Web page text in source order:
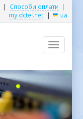
| Способи оплати
|
my.dctel.net
| ua
Toggle